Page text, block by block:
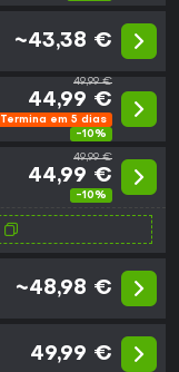
~43,38 €
49,99 €
44,99 €
Termina em 5 dias
-10%
49,99 €
44,99 €
-10%
~48,98 €
49,99 €